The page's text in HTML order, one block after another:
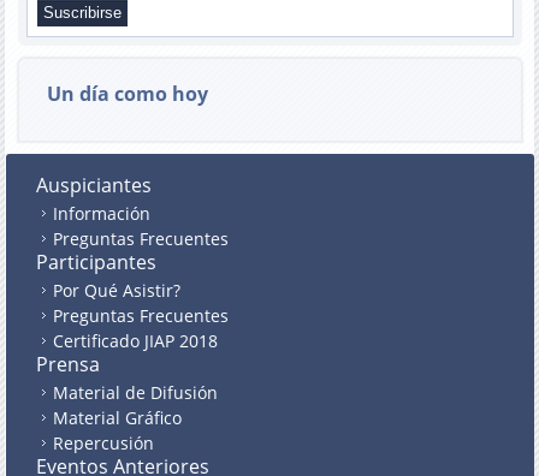
Un día como hoy
Auspiciantes
Información
Preguntas Frecuentes
Participantes
Por Qué Asistir?
Preguntas Frecuentes
Certificado JIAP 2018
Prensa
Material de Difusión
Material Gráfico
Repercusión
Eventos Anteriores